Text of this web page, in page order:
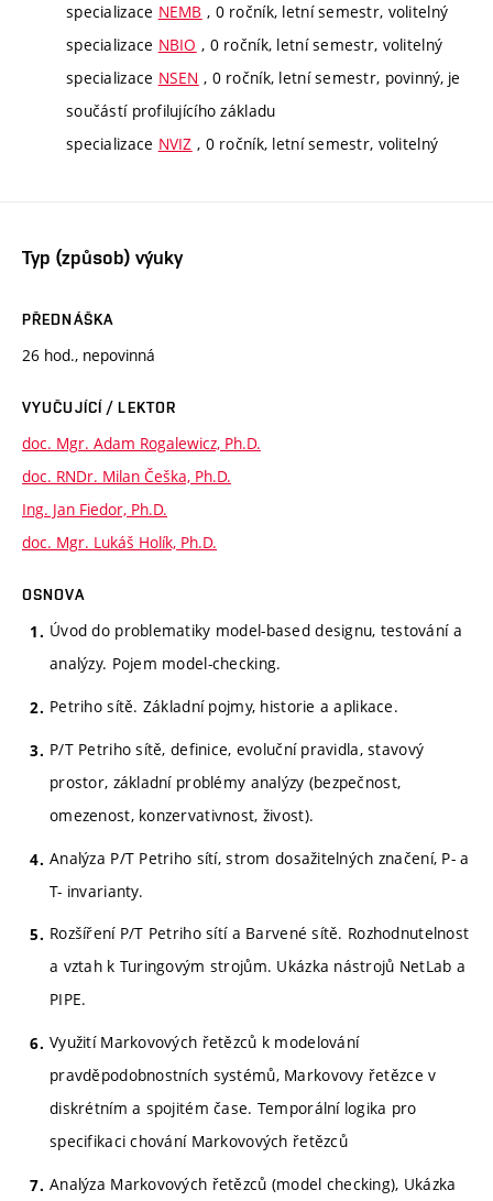
specializace NEMB , 0 ročník, letní semestr, volitelný
specializace NBIO , 0 ročník, letní semestr, volitelný
specializace NSEN , 0 ročník, letní semestr, povinný, je
součástí profilujícího základu
specializace NVIZ , 0 ročník, letní semestr, volitelný
Typ (způsob) výuky
PŘEDNÁŠKA
26 hod., nepovinná
VYUČUJÍCÍ / LEKTOR
doc. Mgr. Adam Rogalewicz, Ph.D.
doc. RNDr. Milan Češka, Ph.D.
Ing. Jan Fiedor, Ph.D.
doc. Mgr. Lukáš Holík, Ph.D.
OSNOVA
Úvod do problematiky model-based designu, testování a
analýzy. Pojem model-checking.
Petriho sítě. Základní pojmy, historie a aplikace.
P/T Petriho sítě, definice, evoluční pravidla, stavový
prostor, základní problémy analýzy (bezpečnost,
omezenost, konzervativnost, živost).
Analýza P/T Petriho sítí, strom dosažitelných značení, P- a
T- invarianty.
Rozšíření P/T Petriho sítí a Barvené sítě. Rozhodnutelnost
a vztah k Turingovým strojům. Ukázka nástrojů NetLab a
PIPE.
Využití Markovových řetězců k modelování
pravděpodobnostních systémů, Markovovy řetězce v
diskrétním a spojitém čase. Temporální logika pro
specifikaci chování Markovových řetězců
Analýza Markovových řetězců (model checking), Ukázka